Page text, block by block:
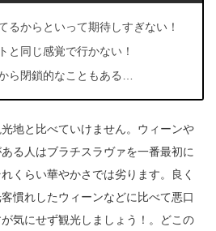
るからといって期待しすぎない！
と同じ感覚で行かない！
ら閉鎖的なこともある…
地と比べていけません。ウィーンや
る人はブラチスラヴァを一番最初に
くらい華やかさでは劣ります。良く
慣れしたウィーンなどに比べて悪口
気にせず観光しましょう！。どこの